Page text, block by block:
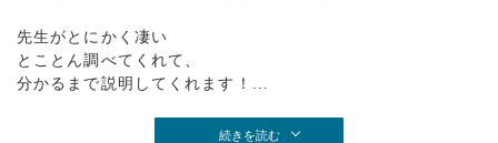
先生がとにかく凄い
とことん調べてくれて、
分かるまで説明してくれます！...
続きを読む